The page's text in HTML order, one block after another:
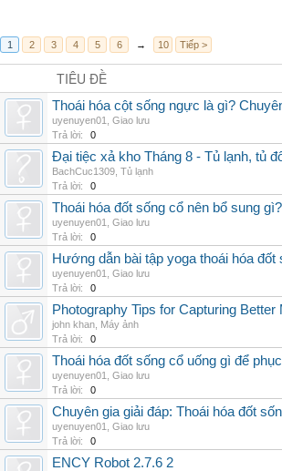
1 2 3 4 5 6 → 10 Tiếp >
TIÊU ĐỀ
Thoái hóa cột sống ngực là gì?
uyenuyen01
Giao lưu
Trả lời:
0
Đại tiệc xả kho Tháng 8 - Tủ lạnh, tủ
BachCuc1309 Tủ lạnh
Trả lời:
0
Thoái hóa đốt sống cổ nên bổ sung
uyenuyen01
Giao lưu
Trả lời:
0
Hướng dẫn bài tập yoga thoái hóa đốt
uyenuyen01
Giao lưu
Trả lời:
0
Photography Tips for Capturing
john khan Máy ảnh
Trả lời:
0
Thoái hóa đốt sống cổ uống gì để
uyenuyen01
Giao lưu
Trả lời:
0
Chuyên gia giải đáp: Thoái hóa đốt
uyenuyen01
Giao lưu
Trả lời:
0
ENCY Robot 2.7.6 2